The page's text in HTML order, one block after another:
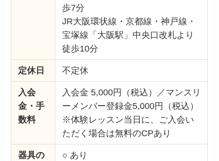
歩7分
JR大阪環状線・京都線・神戸線・
宝塚線「大阪駅」中央口改札より
徒歩10分
定休日 不定休
入会
金・手
数料
入会金 5,000円（税込）／マンスリ
ーメンバー登録金5,000円（税込）
※体験レッスン当日に、ご入会い
ただく場合は無料のCPあり
器具の
○ あり